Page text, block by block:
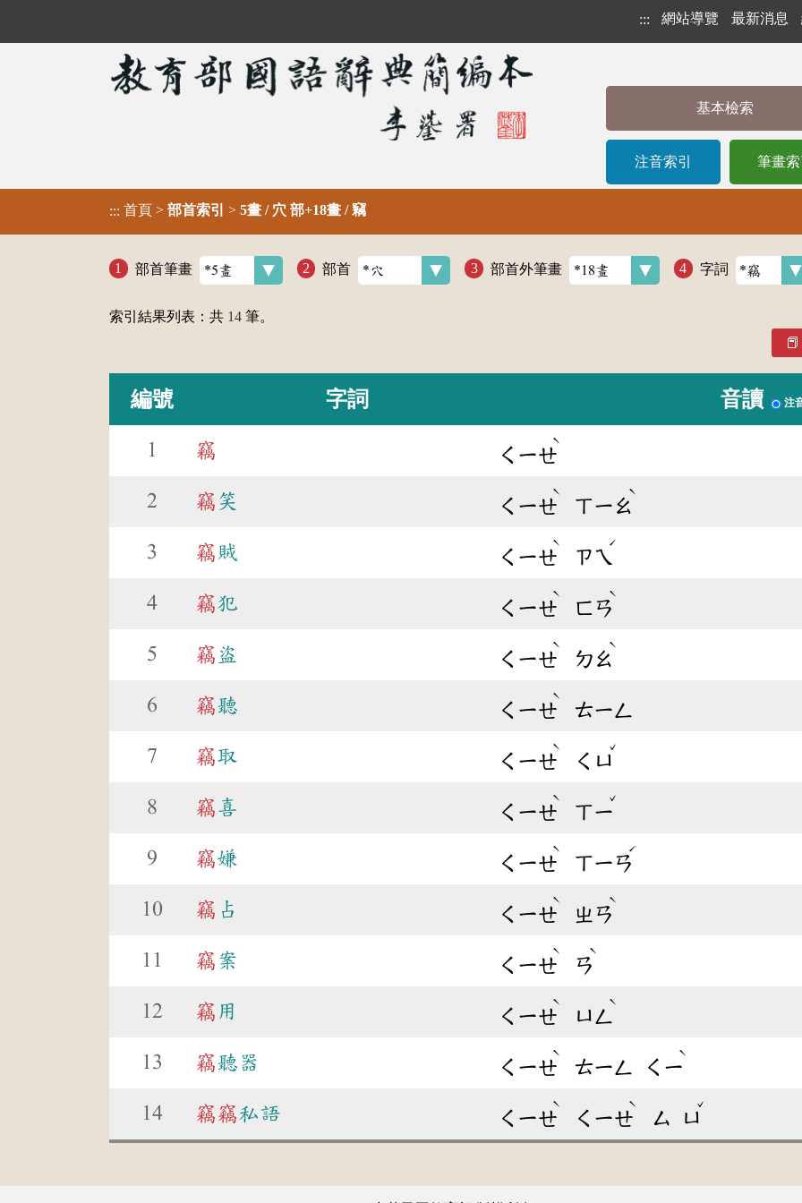
::: 網站導覽 最新消息
基本檢索
注音索引 筆畫索
::: 首頁 > 部首索引 > 5畫 / 穴 部+18畫 / 竊
部首筆畫 部首 部首外筆畫 字詞
索引結果列表：共 14 筆。
編號 字詞 音讀 注
1 竊 ㄑㄧㄝ
ˋ
2 竊 笑 ㄑㄧㄝ
ˋ
ㄒㄧㄠ
ˋ
3 竊 賊 ㄑㄧㄝ
ˋ
ㄗㄟ
ˊ
4 竊犯 ㄑㄧㄝ
ˋ
ㄈㄢ
ˋ
5 竊 盜 ㄑㄧㄝ
ˋ
ㄉㄠ
ˋ
6 竊聽 ㄑㄧㄝ
ˋ
ㄊㄧㄥ
7 竊取 ㄑㄧㄝ
ˋ
ㄑㄩ
ˇ
8 竊喜 ㄑㄧㄝ
ˋ
ㄒㄧ
ˇ
9 竊嫌 ㄑㄧㄝ
ˋ
ㄒㄧㄢ
ˊ
10 竊 占 ㄑㄧㄝ
ˋ
ㄓㄢ
ˋ
11 竊 案 ㄑㄧㄝ
ˋ
ㄢ
ˋ
12 竊 用 ㄑㄧㄝ
ˋ
ㄩㄥ
ˋ
13 竊聽器 ㄑㄧㄝ
ˋ
ㄊㄧㄥ ㄑㄧ
ˋ
14 竊竊私語 ㄑㄧㄝ
ˋ
ㄑㄧㄝ
ˋ
ㄙ ㄩ
ˇ